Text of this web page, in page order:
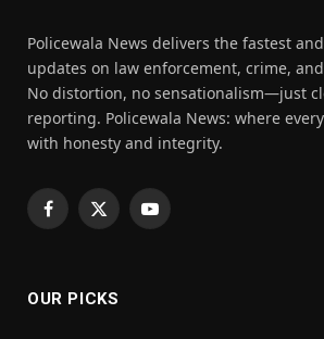
Policewala News delivers the fastest
updates on law enforcement, crime,
No distortion, no sensationalism—just
reporting. Policewala News: where
with honesty and integrity.
Facebook
X
YouTube
OUR PICKS